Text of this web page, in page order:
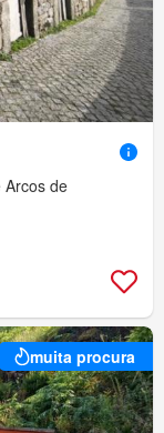
Arcos de
muita procura